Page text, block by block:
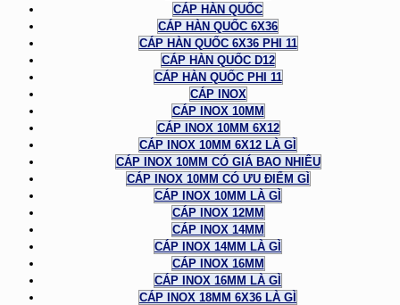
CÁP HÀN QUỐC
CÁP HÀN QUỐC 6X36
CÁP HÀN QUỐC 6X36 PHI 11
CÁP HÀN QUỐC D12
CÁP HÀN QUỐC PHI 11
CÁP INOX
CÁP INOX 10MM
CÁP INOX 10MM 6X12
CÁP INOX 10MM 6X12 LÀ GÌ
CÁP INOX 10MM CÓ GIÁ BAO NHIÊU
CÁP INOX 10MM CÓ ƯU ĐIỂM GÌ
CÁP INOX 10MM LÀ GÌ
CÁP INOX 12MM
CÁP INOX 14MM
CÁP INOX 14MM LÀ GÌ
CÁP INOX 16MM
CÁP INOX 16MM LÀ GÌ
CÁP INOX 18MM 6X36 LÀ GÌ